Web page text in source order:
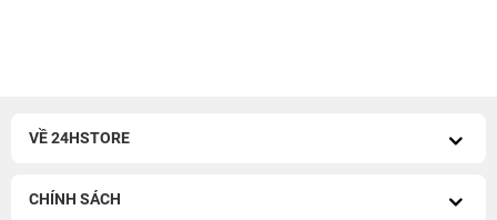
VỀ 24HSTORE
CHÍNH SÁCH